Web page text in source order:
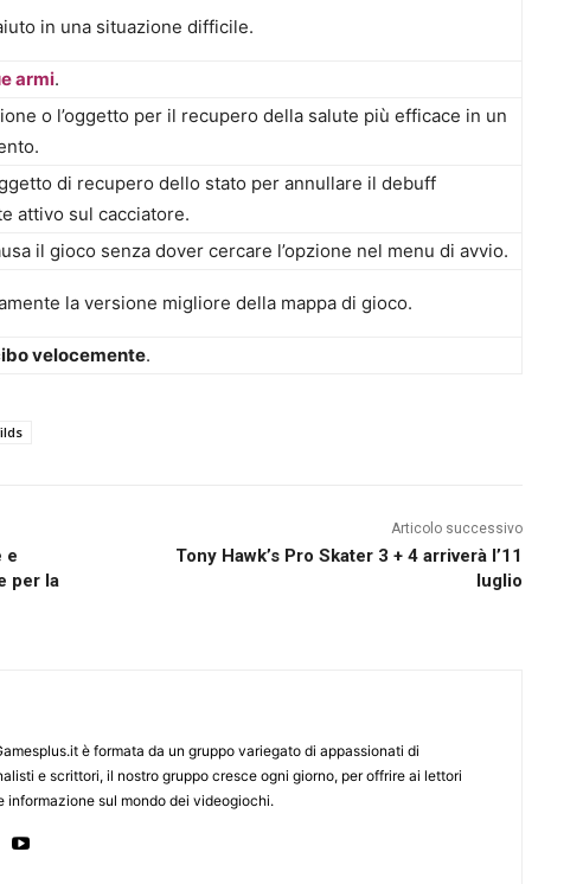
in una situazione difficile.
armi.
o l’oggetto per il recupero della salute più efficace in un
di recupero dello stato per annullare il debuff
attivo sul cacciatore.
il gioco senza dover cercare l’opzione nel menu di avvio.
la versione migliore della mappa di gioco.
velocemente.
e
per la
Articolo successivo
Tony Hawk’s Pro Skater 3 + 4 arriverà l’11
luglio
è formata da un gruppo variegato di appassionati di
e scrittori, il nostro gruppo cresce ogni giorno, per offrire ai lettori
informazione sul mondo dei videogiochi.